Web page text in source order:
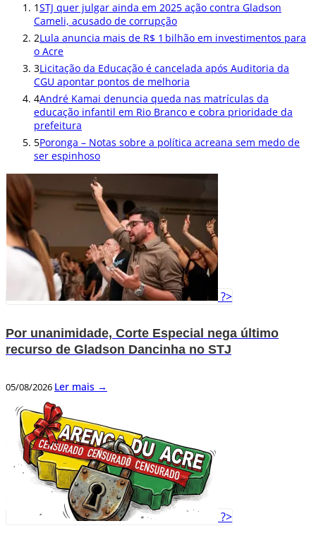
1STJ quer julgar ainda em 2025 ação contra Gladson
Cameli, acusado de corrupção
2Lula anuncia mais de R$ 1 bilhão em investimentos para
o Acre
3Licitação da Educação é cancelada após Auditoria da
CGU apontar pontos de melhoria
4André Kamai denuncia queda nas matrículas da
educação infantil em Rio Branco e cobra prioridade da
prefeitura
5Poronga – Notas sobre a política acreana sem medo de
ser espinhoso
?>
Por unanimidade, Corte Especial nega último
recurso de Gladson Dancinha no STJ
05/08/2026 Ler mais →
?>